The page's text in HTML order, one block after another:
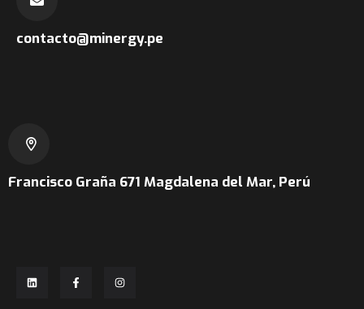
contacto@minergy.pe
Francisco Graña 671 Magdalena del Mar, Perú